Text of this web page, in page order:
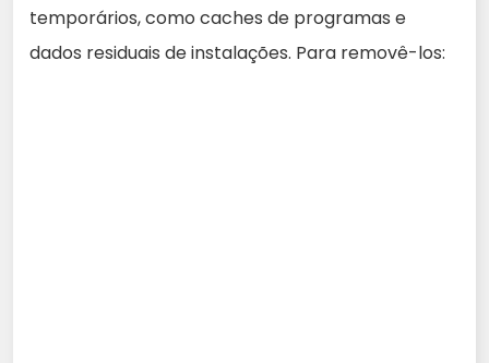
temporários, como caches de programas e
dados residuais de instalações. Para removê-los: